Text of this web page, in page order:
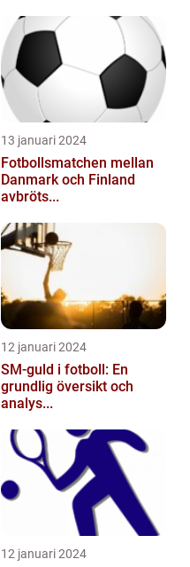
13 januari 2024
Fotbollsmatchen mellan
Danmark och Finland
avbröts...
12 januari 2024
SM-guld i fotboll: En
grundlig översikt och
analys...
12 januari 2024